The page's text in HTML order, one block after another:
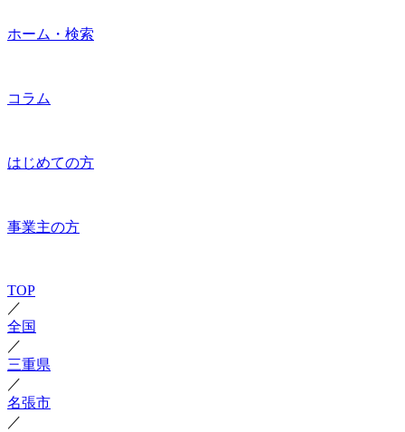
ホーム・検索
コラム
はじめての方
事業主の方
TOP
／
全国
／
三重県
／
名張市
／